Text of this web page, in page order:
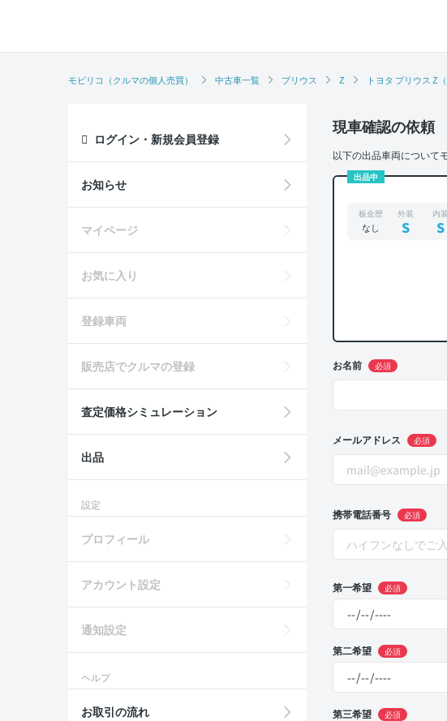
モビリコ（クルマの個人売買） 中古車一覧 プリウス Z トヨタ プリウス Z
現車確認の依頼
以下の出品車両について
出品中
板金歴
なし
外装
S
内装
S
お名前 必須
メールアドレス 必須
携帯電話番号 必須
第一希望 必須
第二希望 必須
第三希望 必須
ログイン・新規会員登録
お知らせ
マイページ
お気に入り
登録車両
販売店でクルマの登録
査定価格シミュレーション
出品
設定
プロフィール
アカウント設定
通知設定
ヘルプ
お取引の流れ